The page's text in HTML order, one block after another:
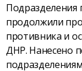
Подразделения
продолжили
противника и
ДНР. Нанесено